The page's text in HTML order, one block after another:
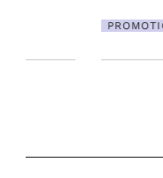
リーとの